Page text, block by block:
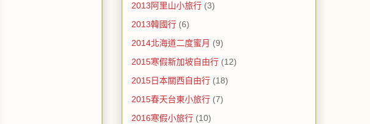
2013阿里山小旅行 (3)
2013韓國行 (6)
2014北海道二度蜜月 (9)
2015寒假新加坡自由行 (12)
2015日本關西自由行 (18)
2015春天台東小旅行 (7)
2016寒假小旅行 (10)